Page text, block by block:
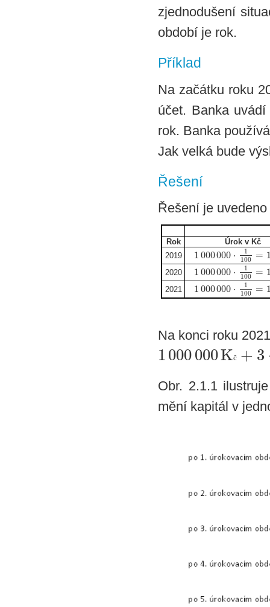
zjednodušení
období je rok.
Příklad
Na začátku roku
účet. Banka
rok. Banka
Jak velká bude
Řešení
Řešení je
Rok
Úrok v Kč
2019
1000000⋅ 1
100 =
2020 1000000⋅ 1
100 =
2021 1000000⋅ 1
100 =
Na konci roku
1000000Kč +3
Obr. 2.1.1
mění kapitál v